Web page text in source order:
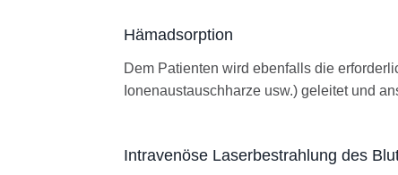
Hämadsorption
Dem Patienten wird ebenfalls die
Ionenaustauschharze usw.) geleitet und
Intravenöse Laserbestrahlung des